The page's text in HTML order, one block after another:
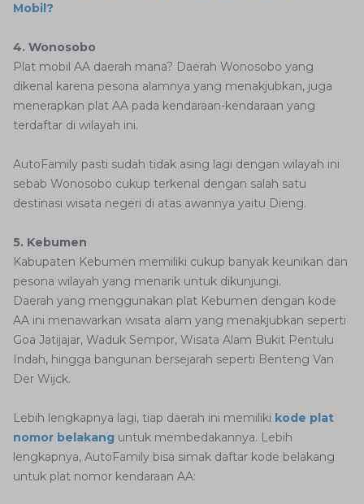
Mobil?
4. Wonosobo
Plat mobil AA daerah mana? Daerah Wonosobo yang
dikenal karena pesona alamnya yang menakjubkan, juga
menerapkan plat AA pada kendaraan-kendaraan yang
terdaftar di wilayah ini.
AutoFamily pasti sudah tidak asing lagi dengan wilayah ini
sebab Wonosobo cukup terkenal dengan salah satu
destinasi wisata negeri di atas awannya yaitu Dieng.
5. Kebumen
Kabupaten Kebumen memiliki cukup banyak keunikan dan
pesona wilayah yang menarik untuk dikunjungi.
Daerah yang menggunakan plat Kebumen dengan kode
AA ini menawarkan wisata alam yang menakjubkan seperti
Goa Jatijajar, Waduk Sempor, Wisata Alam Bukit Pentulu
Indah, hingga bangunan bersejarah seperti Benteng Van
Der Wijck.
Lebih lengkapnya lagi, tiap daerah ini memiliki kode plat
nomor belakang untuk membedakannya. Lebih
lengkapnya, AutoFamily bisa simak daftar kode belakang
untuk plat nomor kendaraan AA: